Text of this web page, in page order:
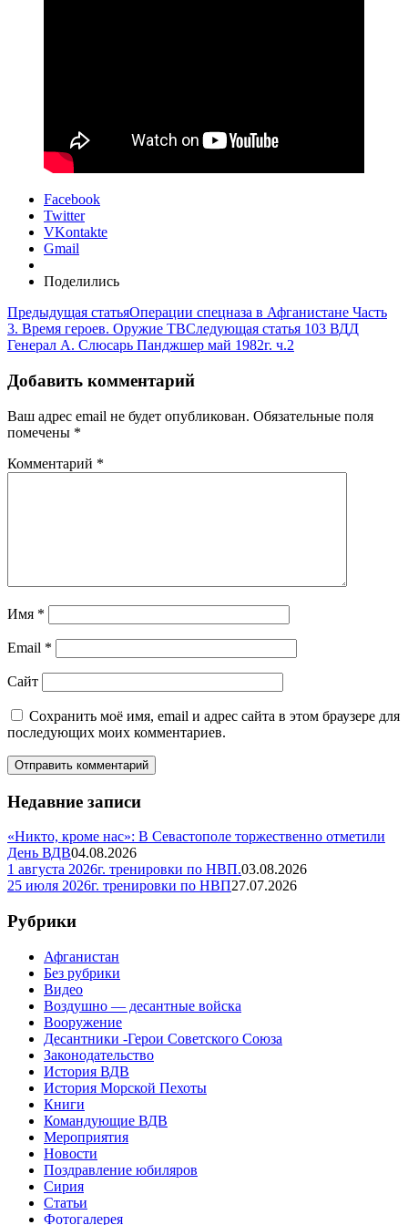
Facebook
Twitter
VKontakte
Gmail
Поделились
Предыдущая статьяОперации спецназа в Афганистане Часть
3. Время героев. Оружие ТВСледующая статья 103 ВДД
Генерал А. Слюсарь Панджшер май 1982г. ч.2
Добавить комментарий
Ваш адрес email не будет опубликован. Обязательные поля
помечены *
Комментарий *
Имя *
Email *
Сайт
Сохранить моё имя, email и адрес сайта в этом браузере для
последующих моих комментариев.
Недавние записи
«Никто, кроме нас»: В Севастополе торжественно отметили
День ВДВ04.08.2026
1 августа 2026г. тренировки по НВП.03.08.2026
25 июля 2026г. тренировки по НВП27.07.2026
Рубрики
Афганистан
Без рубрики
Видео
Воздушно — десантные войска
Вооружение
Десантники -Герои Советского Союза
Законодательство
История ВДВ
История Морской Пехоты
Книги
Командующие ВДВ
Мероприятия
Новости
Поздравление юбиляров
Сирия
Статьи
Фотогалерея